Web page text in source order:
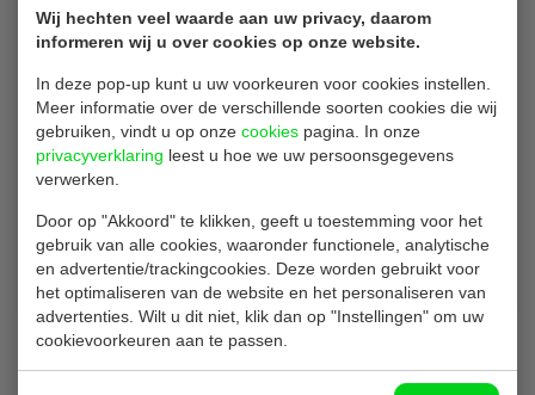
Wij hechten veel waarde aan uw privacy, daarom
informeren wij u over cookies op onze website.
In deze pop-up kunt u uw voorkeuren voor cookies instellen.
Meer informatie over de verschillende soorten cookies die wij
gebruiken, vindt u op onze cookies pagina. In onze
privacyverklaring leest u hoe we uw persoonsgegevens
verwerken.
Door op "Akkoord" te klikken, geeft u toestemming voor het
gebruik van alle cookies, waaronder functionele, analytische
en advertentie/trackingcookies. Deze worden gebruikt voor
het optimaliseren van de website en het personaliseren van
advertenties. Wilt u dit niet, klik dan op "Instellingen" om uw
cookievoorkeuren aan te passen.